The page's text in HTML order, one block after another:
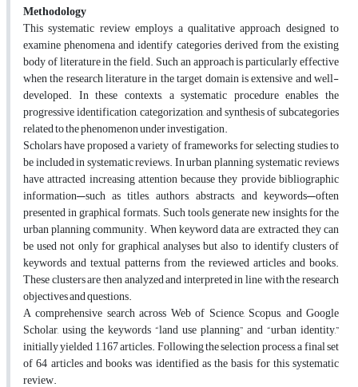
Methodology
This systematic review employs a qualitative approach designed to
examine phenomena and identify categories derived from the existing
body of literature in the field. Such an approach is particularly effective
when the research literature in the target domain is extensive and well-
developed. In these contexts, a systematic procedure enables the
progressive identification, categorization, and synthesis of subcategories
related to the phenomenon under investigation.
Scholars have proposed a variety of frameworks for selecting studies to
be included in systematic reviews. In urban planning, systematic reviews
have attracted increasing attention because they provide bibliographic
information—such as titles, authors, abstracts, and keywords—often
presented in graphical formats. Such tools generate new insights for the
urban planning community. When keyword data are extracted, they can
be used not only for graphical analyses but also to identify clusters of
keywords and textual patterns from the reviewed articles and books.
These clusters are then analyzed and interpreted in line with the research
objectives and questions.
A comprehensive search across Web of Science, Scopus, and Google
Scholar, using the keywords “land use planning” and “urban identity,”
initially yielded 1,167 articles. Following the selection process, a final set
of 64 articles and books was identified as the basis for this systematic
review.